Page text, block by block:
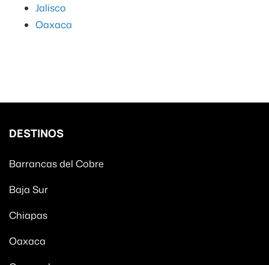
Jalisco
Oaxaca
DESTINOS
Barrancas del Cobre
Baja Sur
Chiapas
Oaxaca